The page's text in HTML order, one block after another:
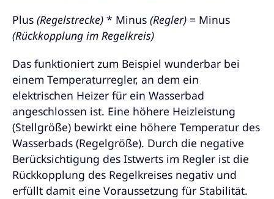
Plus (Regelstrecke) * Minus (Regler) = Minus
(Rückkopplung im Regelkreis)
Das funktioniert zum Beispiel wunderbar bei
einem Temperaturregler, an dem ein
elektrischen Heizer für ein Wasserbad
angeschlossen ist. Eine höhere Heizleistung
(Stellgröße) bewirkt eine höhere Temperatur des
Wasserbads (Regelgröße). Durch die negative
Berücksichtigung des Istwerts im Regler ist die
Rückkopplung des Regelkreises negativ und
erfüllt damit eine Voraussetzung für Stabilität.